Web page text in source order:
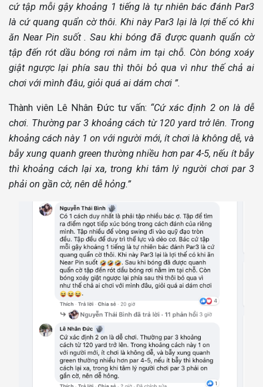
cứ tập mỗi gậy khoảng 1 tiếng là tự nhiên bác đánh Par3
là cứ quang quẩn cờ thôi. Khi này Par3 lại là lợi thế có khi
ăn Near Pin suốt . Sau khi bóng đã được quanh quẩn cờ
tập đến rót dầu bóng rơi nằm im tại chỗ. Còn bóng xoáy
giật ngược lại phía sau thì thôi bỏ qua vì như thế chả ai
chơi với mình đâu, giỏi quá ai dám chơi ”.
Thành viên Lê Nhân Đức tư vấn: “Cứ xác định 2 on là dễ
chơi. Thường par 3 khoảng cách từ 120 yard trở lên. Trong
khoảng cách này 1 on với người mới, ít chơi là không dễ, và
bẫy xung quanh green thường nhiều hơn par 4-5, nếu ít bẫy
thì khoảng cách lại xa, trong khi tâm lý người chơi par 3
phải on gần cờ, nên dễ hỏng.”